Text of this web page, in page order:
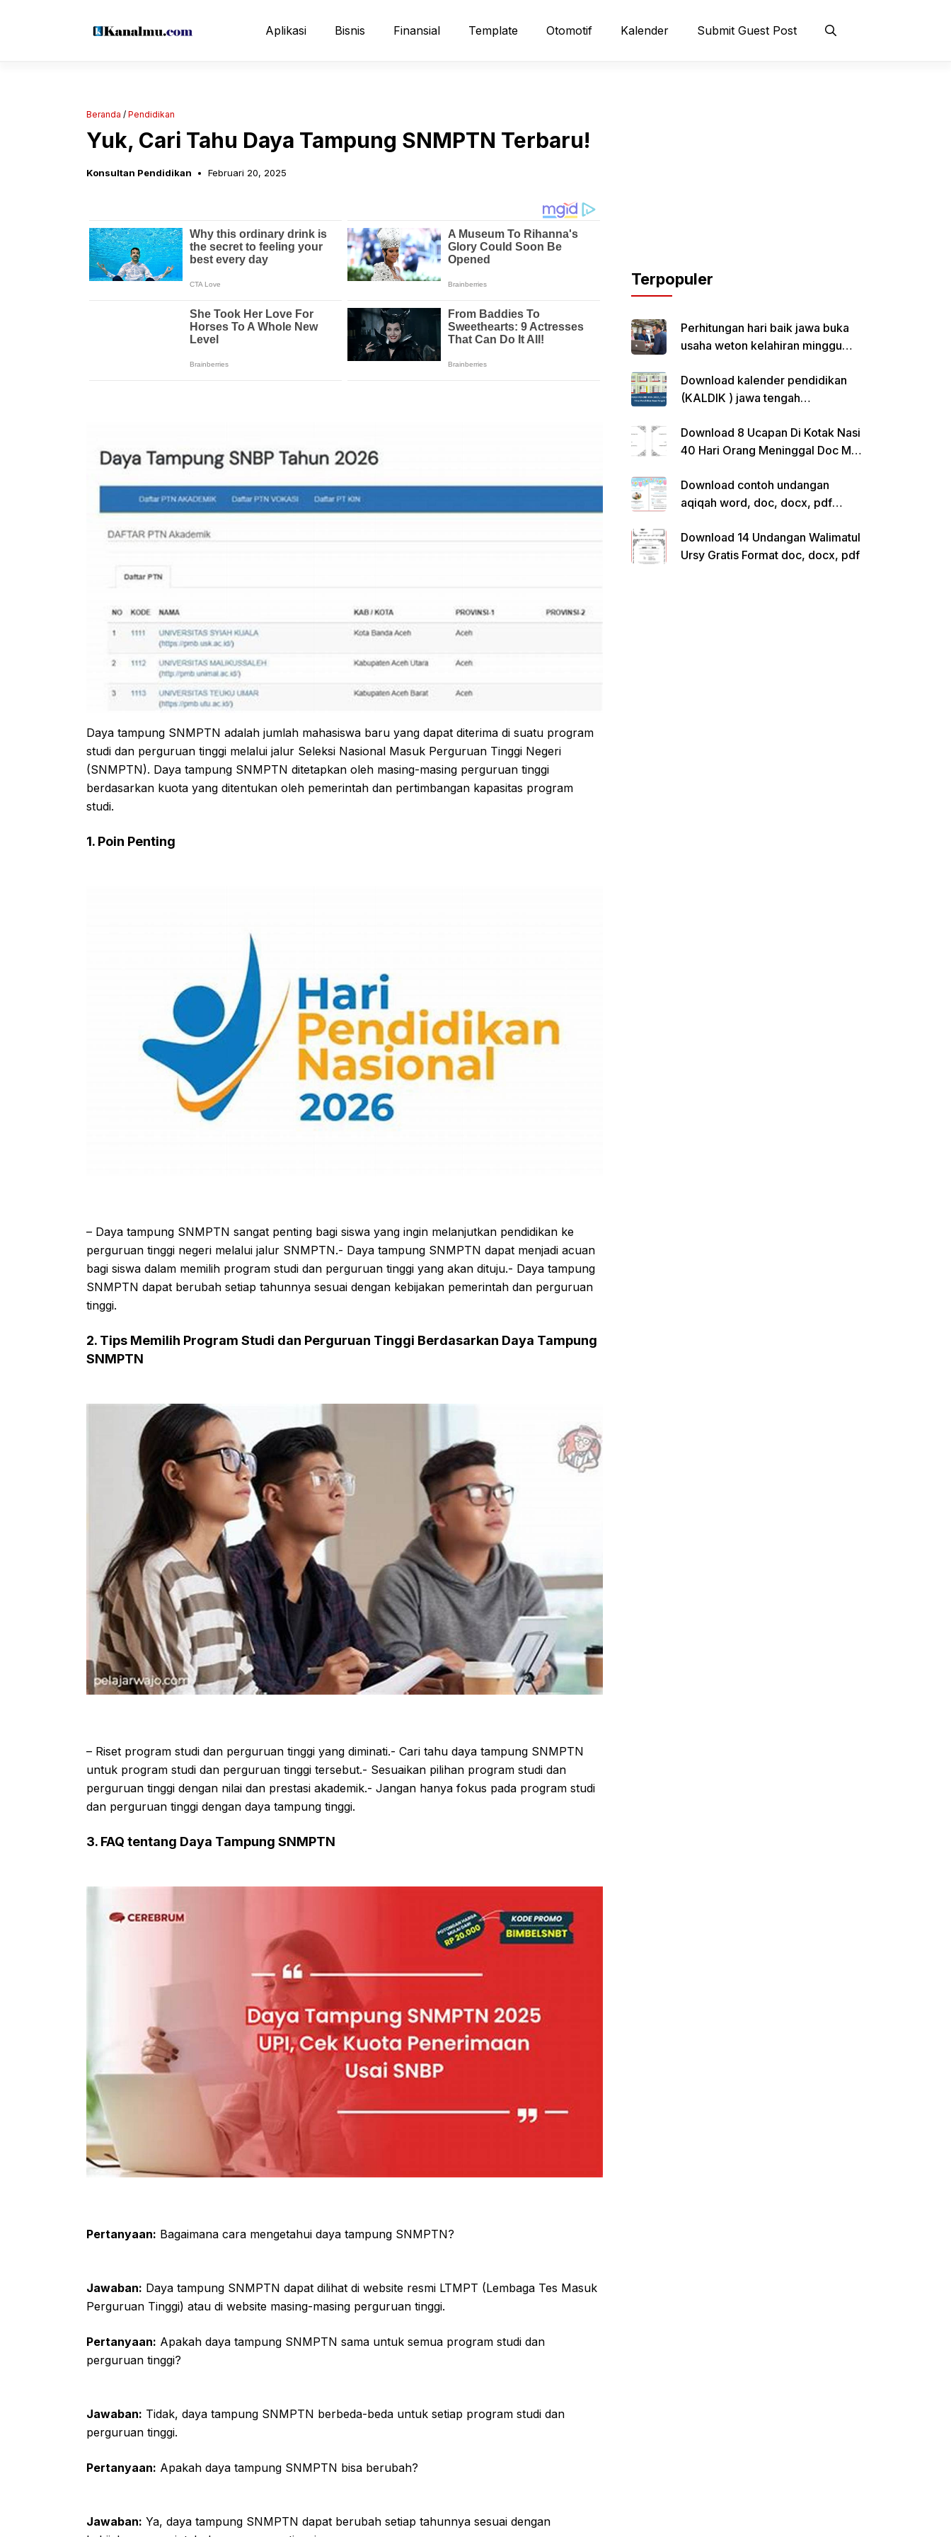
Aplikasi Bisnis Finansial Template Otomotif Kalender Submit Guest Post
Beranda / Pendidikan
Yuk, Cari Tahu Daya Tampung SNMPTN Terbaru!
Konsultan Pendidikan Februari 20, 2025
Daya tampung SNMPTN adalah jumlah mahasiswa baru yang dapat diterima di suatu program
studi dan perguruan tinggi melalui jalur Seleksi Nasional Masuk Perguruan Tinggi Negeri
(SNMPTN). Daya tampung SNMPTN ditetapkan oleh masing-masing perguruan tinggi
berdasarkan kuota yang ditentukan oleh pemerintah dan pertimbangan kapasitas program
studi.
1. Poin Penting
– Daya tampung SNMPTN sangat penting bagi siswa yang ingin melanjutkan pendidikan ke
perguruan tinggi negeri melalui jalur SNMPTN.- Daya tampung SNMPTN dapat menjadi acuan
bagi siswa dalam memilih program studi dan perguruan tinggi yang akan dituju.- Daya tampung
SNMPTN dapat berubah setiap tahunnya sesuai dengan kebijakan pemerintah dan perguruan
tinggi.
2. Tips Memilih Program Studi dan Perguruan Tinggi Berdasarkan Daya Tampung
SNMPTN
– Riset program studi dan perguruan tinggi yang diminati.- Cari tahu daya tampung SNMPTN
untuk program studi dan perguruan tinggi tersebut.- Sesuaikan pilihan program studi dan
perguruan tinggi dengan nilai dan prestasi akademik.- Jangan hanya fokus pada program studi
dan perguruan tinggi dengan daya tampung tinggi.
3. FAQ tentang Daya Tampung SNMPTN
Pertanyaan: Bagaimana cara mengetahui daya tampung SNMPTN?
Jawaban: Daya tampung SNMPTN dapat dilihat di website resmi LTMPT (Lembaga Tes Masuk
Perguruan Tinggi) atau di website masing-masing perguruan tinggi.
Pertanyaan: Apakah daya tampung SNMPTN sama untuk semua program studi dan
perguruan tinggi?
Jawaban: Tidak, daya tampung SNMPTN berbeda-beda untuk setiap program studi dan
perguruan tinggi.
Pertanyaan: Apakah daya tampung SNMPTN bisa berubah?
Jawaban: Ya, daya tampung SNMPTN dapat berubah setiap tahunnya sesuai dengan
Terpopuler
Perhitungan hari baik jawa buka
usaha weton kelahiran minggu
Download kalender pendidikan
(KALDIK ) jawa tengah
Download 8 Ucapan Di Kotak Nasi
40 Hari Orang Meninggal Doc Ms.
Download contoh undangan
aqiqah word, doc, docx, pdf
Download 14 Undangan Walimatul
Ursy Gratis Format doc, docx, pdf